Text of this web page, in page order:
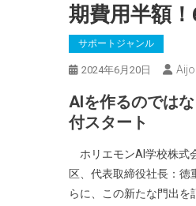
期費用半額
サポートジャンル
2024年6月20日
AIを作るのでは
付スタート
ホリエモンAI学校株式
区、代表取締役社長：
らに、この新たな門出